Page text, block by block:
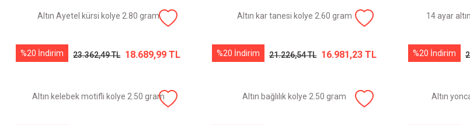
Altın Ayetel kürsi kolye 2.80 gram
%20 İndirim 23.362,49 TL 18.689,99 TL
Altın kar tanesi kolye 2.60 gram
%20 İndirim 21.226,54 TL 16.981,23 TL
14 ayar
%20 İndirim
Altın kelebek motifli kolye 2.50 gram Altın bağlılık kolye 2.50 gram Altın